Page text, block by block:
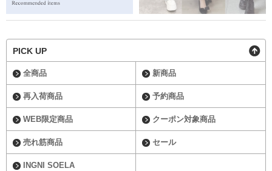
PICK UP
全商品 新商品
再入荷商品 予約商品
WEB限定商品 クーポン対象商品
売れ筋商品 セール
INGNI SOELA